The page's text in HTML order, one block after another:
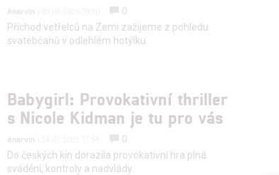
Anarvin
0
Příchod vetřelců na Zemi zažijeme z pohledu
svatebčanů v odlehlém hotýlku.
Babygirl: Provokativní thriller
s Nicole Kidman je tu pro vás
Anarvin
0
Do českých kin dorazila provokativní hra plná
svádění, kontroly a nadvlády.